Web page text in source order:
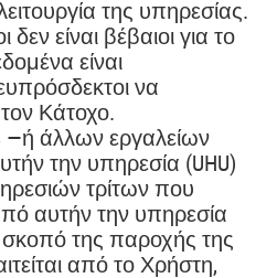
της υπηρεσίας.
είναι βέβαιοι για το
είναι
να
Κάτοχο.
—ή άλλων εργαλείων
την υπηρεσία (UHU)
τρίτων που
αυτήν την υπηρεσία
σκοπό της παροχής της
από το Χρήστη,